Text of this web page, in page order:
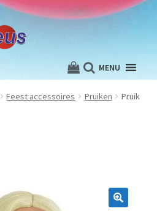
MENU
Feest accessoires Pruiken
Pruik